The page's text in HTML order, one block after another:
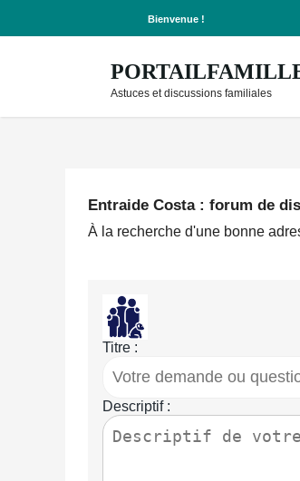
Bienvenue !
Astuces et discussions familiales
Entraide Costa : forum de
À la recherche d'une bonne
Titre :
Descriptif :